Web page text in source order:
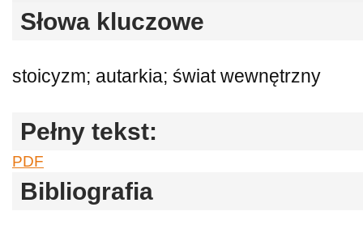
Słowa kluczowe
stoicyzm; autarkia; świat wewnętrzny
Pełny tekst:
PDF
Bibliografia